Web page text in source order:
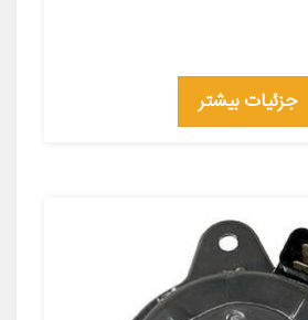
جزئیات بیشتر